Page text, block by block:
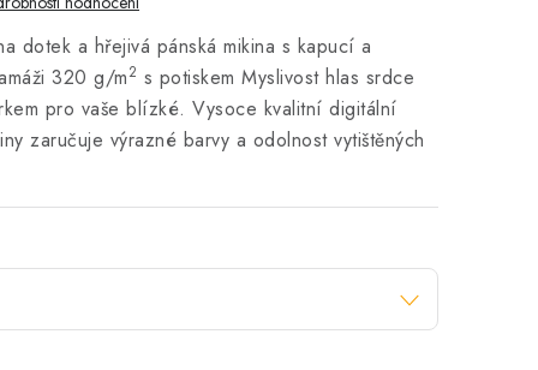
dotek a hřejivá pánská mikina s kapucí a
320 g/m2 s potiskem Myslivost hlas srdce
pro vaše blízké. Vysoce kvalitní digitální
zaručuje výrazné barvy a odolnost vytištěných